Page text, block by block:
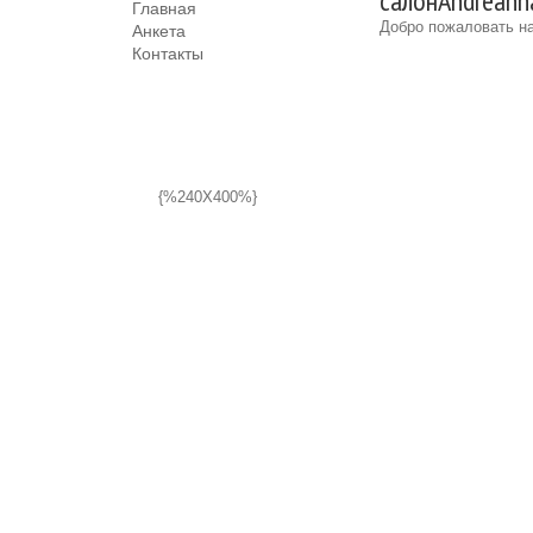
Главная
Анкета
Контакты
{%240X400%}
Добро пожаловать